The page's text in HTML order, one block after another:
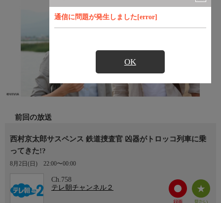
通信に問題が発生しました[error]
OK
前回の放送
西村京太郎サスペンス 鉄道捜査官 凶器がトロッコ列車に乗
ってきた!?
8月2日(日) 22:00〜00:00
Ch.758
テレ朝チャンネル２